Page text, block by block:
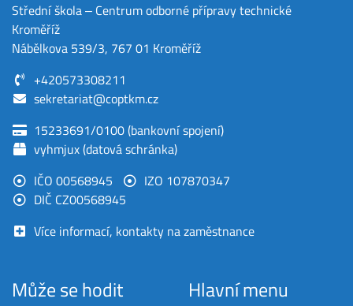
Střední škola ‒ Centrum odborné přípravy technické
Kroměříž
Nábělkova 539/3, 767 01 Kroměříž
+420573308211
sekretariat@coptkm.cz
15233691/0100 (bankovní spojení)
vyhmjux (datová schránka)
IČO 00568945
IZO 107870347
DIČ CZ00568945
Více informací, kontakty na zaměstnance
Může se hodit Hlavní menu